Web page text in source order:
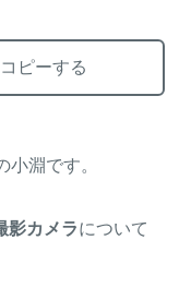
ン対策の決定版「ハ
年版】
ピーする
小淵です。
影カメラについて